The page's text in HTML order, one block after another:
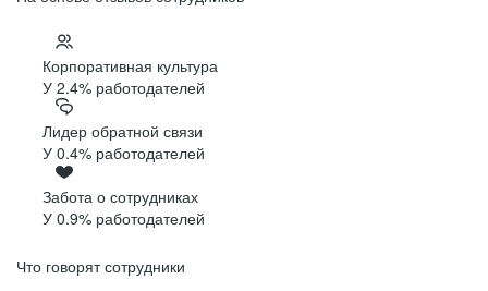
Корпоративная культура
У 2.4% работодателей
Лидер обратной связи
У 0.4% работодателей
Забота о сотрудниках
У 0.9% работодателей
Что говорят сотрудники